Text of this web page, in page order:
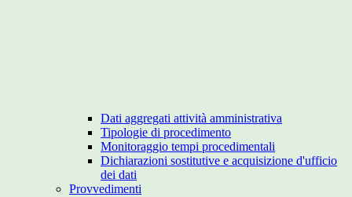
Dati aggregati attività amministrativa
Tipologie di procedimento
Monitoraggio tempi procedimentali
Dichiarazioni sostitutive e acquisizione d'ufficio
dei dati
Provvedimenti